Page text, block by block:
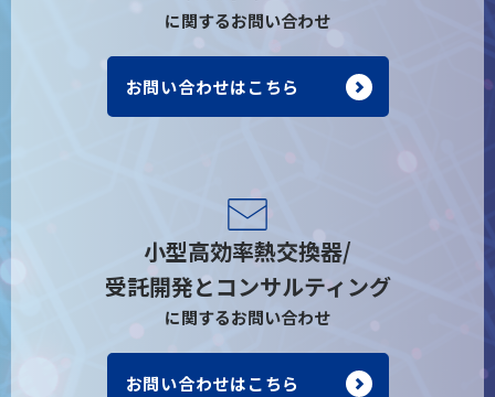
に関するお問い合わせ
お問い合わせはこちら
小型高効率熱交換器/
受託開発とコンサルティング
に関するお問い合わせ
お問い合わせはこちら